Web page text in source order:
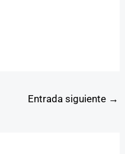
Entrada siguiente →